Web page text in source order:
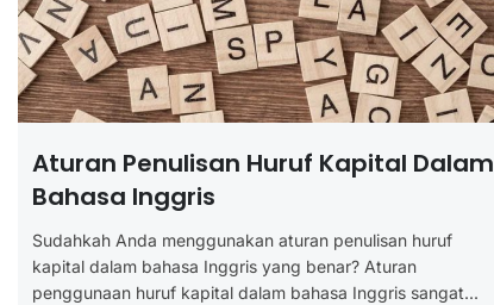
Aturan Penulisan Huruf Kapital Dalam
Bahasa Inggris
Sudahkah Anda menggunakan aturan penulisan huruf
kapital dalam bahasa Inggris yang benar? Aturan
penggunaan huruf kapital dalam bahasa Inggris sangat...